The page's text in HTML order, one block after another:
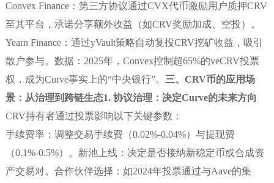
Convex Finance：第三方协议通过CVX代币激励用户质押CRV
至其平台，承诺分享额外收益（如CRV奖励加成、空投）。
Yearn Finance：通过yVault策略自动复投CRV挖矿收益，吸引
散户参与。数据：2025年，Convex控制超65%的veCRV投票
权，成为Curve事实上的“中央银行”。 三、CRV币的应用场
景：从治理到跨链生态1. 协议治理：决定Curve的未来方向
CRV持有者通过投票影响以下关键参数：
手续费率：调整交易手续费（0.02%-0.04%）与提现费
（0.1%-0.5%）。新池上线：决定是否接纳新稳定币或合成资
产交易对。合作伙伴选择：如2024年投票通过与Aave的集